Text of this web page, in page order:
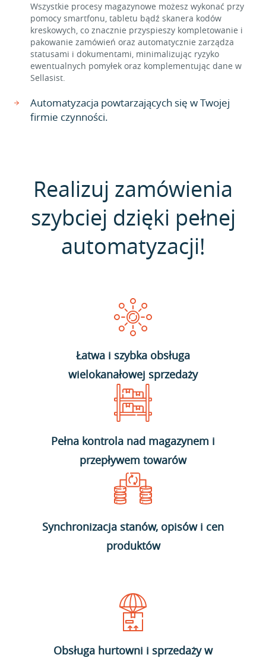
Wszystkie procesy magazynowe możesz wykonać przy
pomocy smartfonu, tabletu bądź skanera kodów
kreskowych, co znacznie przyspieszy kompletowanie i
pakowanie zamówień oraz automatycznie zarządza
statusami i dokumentami, minimalizując ryzyko
ewentualnych pomyłek oraz komplementując dane w
Sellasist.
Automatyzacja powtarzających się w Twojej
firmie czynności.
Realizuj zamówienia
szybciej dzięki pełnej
automatyzacji!
Łatwa i szybka obsługa
wielokanałowej sprzedaży
Pełna kontrola nad magazynem i
przepływem towarów
Synchronizacja stanów, opisów i cen
produktów
Obsługa hurtowni i sprzedaży w